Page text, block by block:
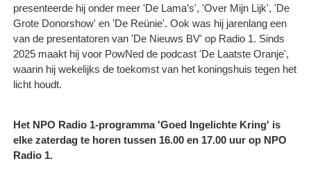
presenteerde hij onder meer 'De Lama’s', 'Over Mijn Lijk', 'De
Grote Donorshow' en 'De Reünie'. Ook was hij jarenlang een
van de presentatoren van 'De Nieuws BV' op Radio 1. Sinds
2025 maakt hij voor PowNed de podcast 'De Laatste Oranje',
waarin hij wekelijks de toekomst van het koningshuis tegen het
licht houdt.
Het NPO Radio 1-programma 'Goed Ingelichte Kring' is
elke zaterdag te horen tussen 16.00 en 17.00 uur op NPO
Radio 1.